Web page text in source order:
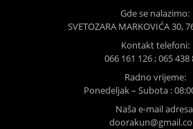
Gde se nalazimo:
SVETOZARA MARKOVIĆA 30,
Kontakt telefoni:
066 161 126 ; 065 438
Radno vrijeme:
Ponedeljak – Subota :
Naša e-mail